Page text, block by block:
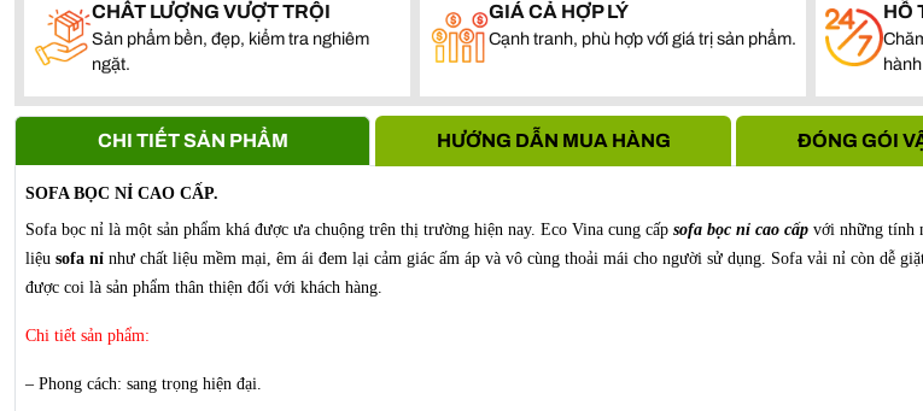
Anh Việt -0349582***- Toà Moonlight An Lạc, Vân Canh Hoài Đức
Anh Hoàn -0904186*** - 155 xẹc 48 xô viết Nghệ tĩnh phường 17 quận Bình Thạnh
Chị Linh -0916878***
Anh Vũ -0911861***- S107, Vihome oceanpark Gia Lâm, Hà Nội
CHẤT LƯỢNG VƯỢT TRỘI
Sản phẩm bền, đẹp, kiểm tra nghiêm
ngặt.
GIÁ CẢ HỢP LÝ
Cạnh tranh, phù hợp với giá trị sản phẩm.
HỖ
CHI TIẾT SẢN PHẨM HƯỚNG DẪN MUA HÀNG ĐÓNG GÓI
SOFA BỌC NỈ CAO CẤP.
Sofa bọc nỉ là một sản phẩm khá được ưa chuộng trên thị trường hiện nay. Eco Vina cung cấp sofa bọc nỉ cao cấp với những tính
liệu sofa nỉ như chất liệu mềm mại, êm ái đem lại cảm giác ấm áp và vô cùng thoải mái cho người sử dụng. Sofa vải nỉ còn dễ
được coi là sản phẩm thân thiện đối với khách hàng.
Chi tiết sản phẩm:
– Phong cách: sang trọng hiện đại.